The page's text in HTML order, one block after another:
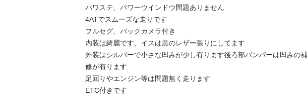
パワステ、パワーウインドウ問題ありません
4ATでスムーズな走りです
フルセグ、バックカメラ付き
内装は綺麗です、イスは黒のレザー張りにしてます
外装はシルバーで小さな凹みが少し有ります後ろ部バンパーは凹みの補
修が有ります
足回りやエンジン等は問題無く走ります